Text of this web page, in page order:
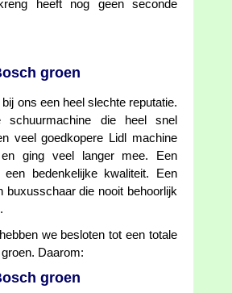
heeft nog geen seconde
groen
ons een heel slechte reputatie.
schuurmachine die heel snel
veel goedkopere Lidl machine
en ging veel langer mee. Een
een bedenkelijke kwaliteit. Een
buxusschaar die nooit behoorlijk
we besloten tot een totale
Daarom:
groen